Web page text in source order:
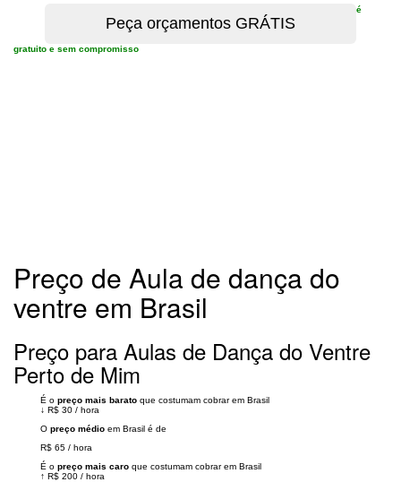
é
gratuito e sem compromisso
Preço de Aula de dança do
ventre em Brasil
Preço para Aulas de Dança do Ventre
Perto de Mim
É o preço mais barato que costumam cobrar em Brasil
↓ R$ 30 / hora
O preço médio em Brasil é de
R$ 65 / hora
É o preço mais caro que costumam cobrar em Brasil
↑ R$ 200 / hora